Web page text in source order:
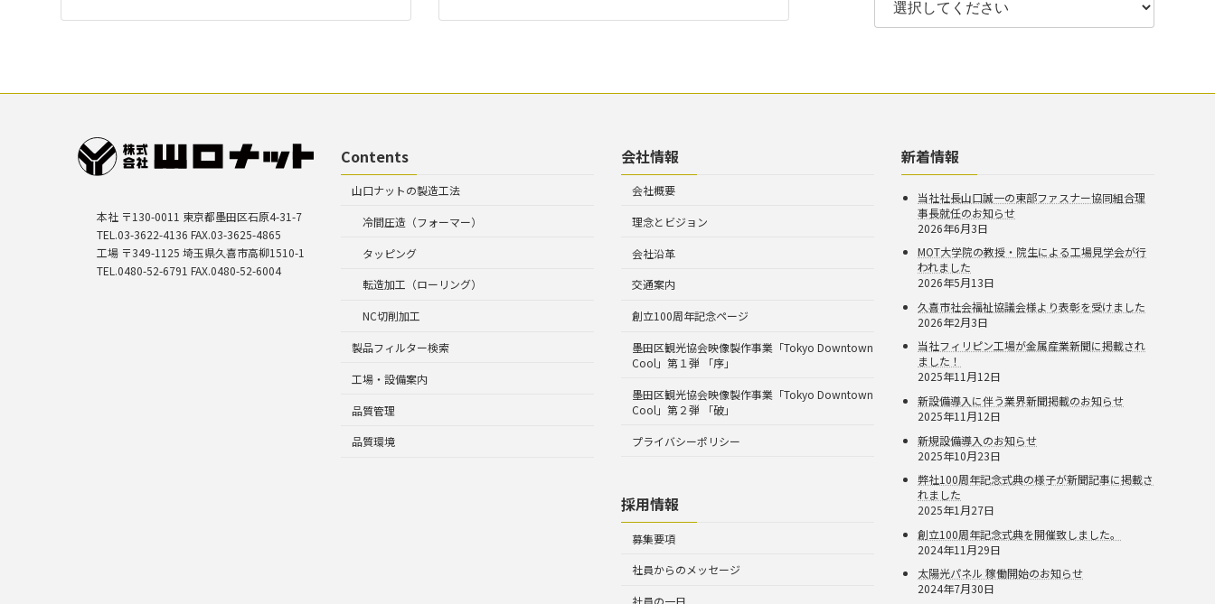
本社 〒130-0011 東京都墨田区石原4-31-7
TEL.03-3622-4136 FAX.03-3625-4865
工場 〒349-1125 埼玉県久喜市高柳1510-1
TEL.0480-52-6791 FAX.0480-52-6004
Contents
山口ナットの製造工法
冷間圧造（フォーマー）
タッピング
転造加工（ローリング）
NC切削加工
製品フィルター検索
工場・設備案内
品質管理
品質環境
会社情報
会社概要
理念とビジョン
会社沿革
交通案内
創立100周年記念ページ
墨田区観光協会映像製作事業「Tokyo Downtown
Cool」第１弾 「序」
墨田区観光協会映像製作事業「Tokyo Downtown
Cool」第２弾 「破」
プライバシーポリシー
採用情報
募集要項
社員からのメッセージ
新着情報
当社社長山口誠一の東部ファスナー協同組合理
事長就任のお知らせ
2026年6月3日
MOT大学院の教授・院生による工場見学会が行
われました
2026年5月13日
久喜市社会福祉協議会様より表彰を受けました
2026年2月3日
当社フィリピン工場が金属産業新聞に掲載され
ました！
2025年11月12日
新設備導入に伴う業界新聞掲載のお知らせ
2025年11月12日
新規設備導入のお知らせ
2025年10月23日
弊社100周年記念式典の様子が新聞記事に掲載さ
れました
2025年1月27日
創立100周年記念式典を開催致しました。
2024年11月29日
太陽光パネル 稼働開始のお知らせ
2024年7月30日